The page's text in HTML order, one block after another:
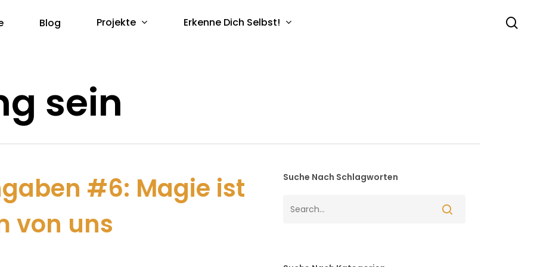
Blog Projekte Erkenne Dich Selbst!
sein
#6: Magie ist
von uns
Suche Nach Schlagworten